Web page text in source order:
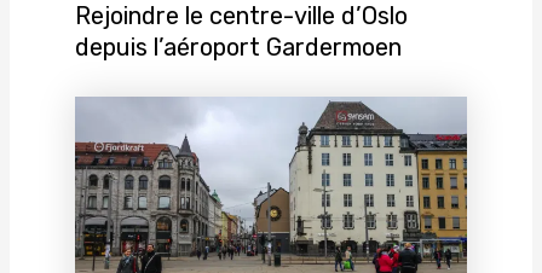
Rejoindre le centre-ville d’Oslo
depuis l’aéroport Gardermoen